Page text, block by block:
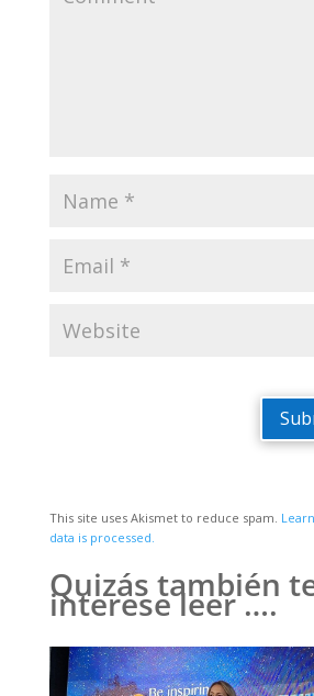
This site uses Akismet to reduce spam.
data is processed.
Quizás también
interese leer ….